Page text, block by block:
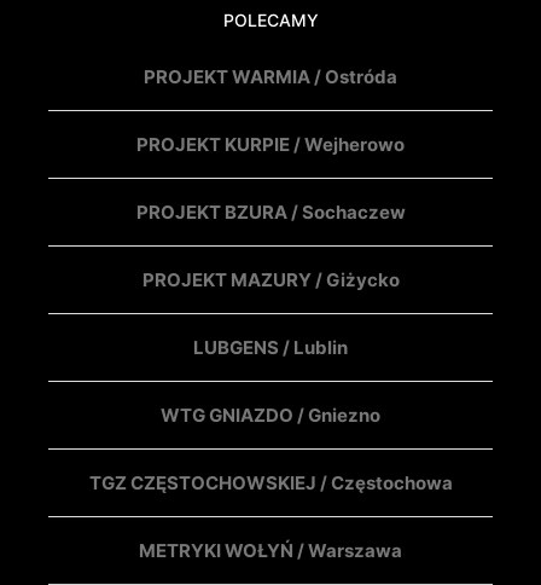
POLECAMY
PROJEKT WARMIA / Ostróda
PROJEKT KURPIE / Wejherowo
PROJEKT BZURA / Sochaczew
PROJEKT MAZURY / Giżycko
LUBGENS / Lublin
WTG GNIAZDO / Gniezno
TGZ CZĘSTOCHOWSKIEJ / Częstochowa
METRYKI WOŁYŃ / Warszawa